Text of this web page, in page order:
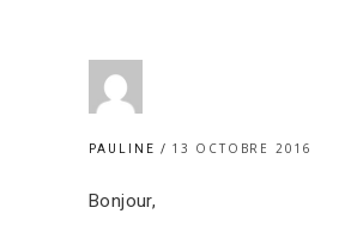
PAULINE 13 OCTOBRE 2016
Bonjour,